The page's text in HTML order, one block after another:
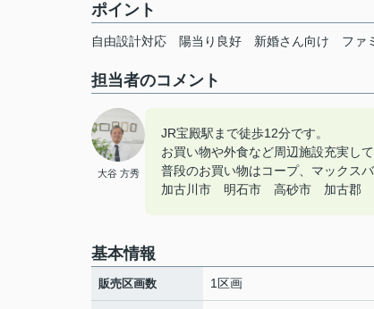
ポイント
自由設計対応 陽当り良好 新婚さん向け ファ
担当者のコメント
大谷 方秀
JR宝殿駅まで徒歩12分です。
お買い物や外食など周辺施設充実して
普段のお買い物はコープ、マックス
加古川市 明石市 高砂市 加古郡
基本情報
販売区画数 1区画